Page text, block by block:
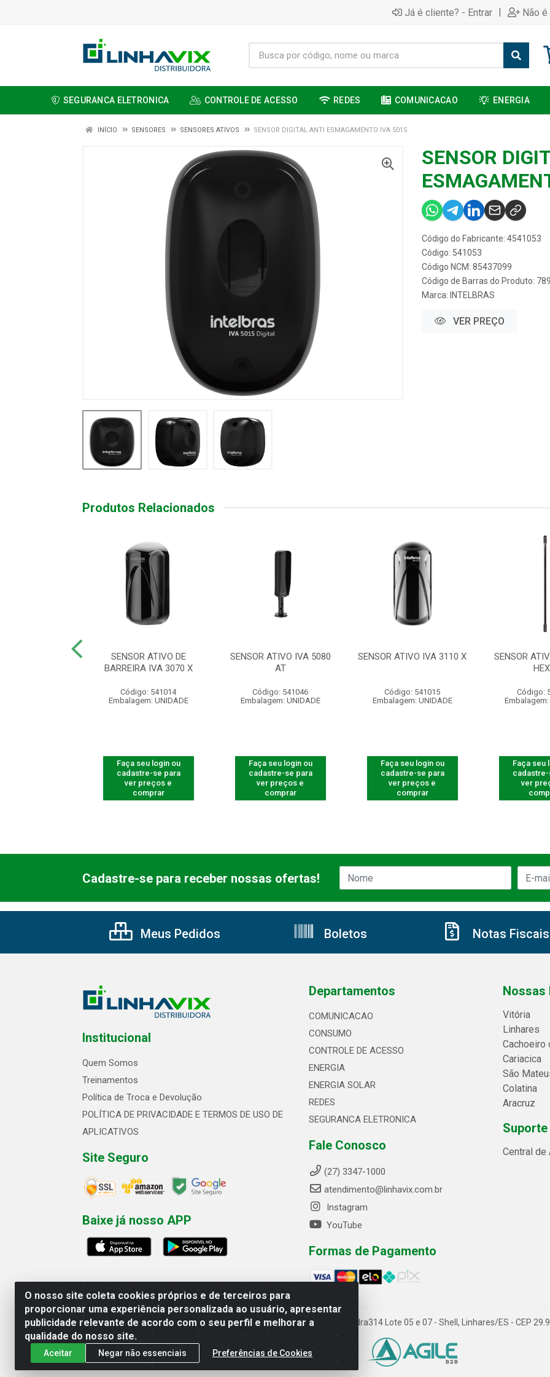
Já é cliente? - Entrar | Não
SEGURANCA ELETRONICA CONTROLE DE ACESSO REDES COMUNICACAO ENERGIA
INÍCIO SENSORES SENSORES ATIVOS SENSOR DIGITAL ANTI ESMAGAMENTO IVA 5015
SENSOR
Código do Fabricante: 4541053
Código: 541053
Código NCM: 85437099
Código de Barras do Produto:
Marca: INTELBRAS
VER PREÇO
Produtos Relacionados
SENSOR ATIVO DE
BARREIRA IVA 3070 X
Código: 541014
Embalagem: UNIDADE
Faça seu login ou
cadastre-se para
ver preços e
comprar
SENSOR ATIVO IVA 5080
AT
Código: 541046
Embalagem: UNIDADE
Faça seu login ou
cadastre-se para
ver preços e
comprar
SENSOR ATIVO IVA 3110 X
Código: 541015
Embalagem: UNIDADE
Faça seu login ou
cadastre-se para
ver preços e
comprar
SENSOR
Código:
Embalagem:
Faça seu
ver
O nosso site coleta cookies próprios e de terceiros para
proporcionar uma experiência personalizada ao usuário, apresentar
publicidade relevante de acordo com o seu perfil e melhorar a
qualidade do nosso site.
Aceitar Negar não essenciais Preferências de Cookies
Cadastre-se para receber nossas ofertas!
Meus Pedidos Boletos Notas Fiscais
Institucional
Quem Somos
Treinamentos
Política de Troca e Devolução
POLÍTICA DE PRIVACIDADE E TERMOS DE USO DE
APLICATIVOS
Site Seguro
Baixe já nosso APP
Departamentos
COMUNICACAO
CONSUMO
CONTROLE DE ACESSO
ENERGIA
ENERGIA SOLAR
REDES
SEGURANCA ELETRONICA
Fale Conosco
(27) 3347-1000
atendimento@linhavix.com.br
Instagram
YouTube
Formas de Pagamento
Nossas
Vitória
Linhares
Cachoeiro
Cariacica
São
Colatina
Aracruz
Central de
Linhavix Distribuidora LTDA - Avenida Alegre, 2521 - Quadra314 Lote 05 e 07 - Shell, Linhares/ES - CEP